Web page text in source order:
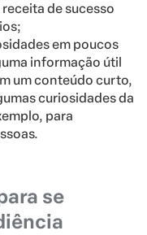
de sucesso
em poucos
informação útil
um conteúdo curto,
curiosidades da
para
se